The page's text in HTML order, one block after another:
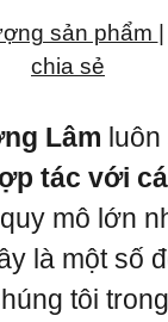
sản phẩm |
chia sẻ
Lâm luôn
tác với
mô lớn
là một số
tôi